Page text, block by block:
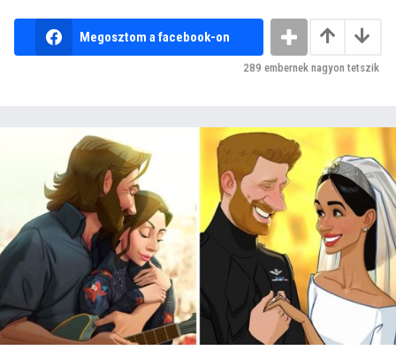
Megosztom a facebook-on
289 embernek nagyon tetszik